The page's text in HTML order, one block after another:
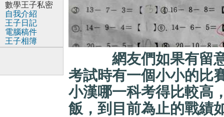
網友們如果有留意
考試時有一個小小的比
小漢哪一科考得比較高
飯，到目前為止的戰績
數學王子私密
自我介紹
王子日記
電腦稿件
王子相簿